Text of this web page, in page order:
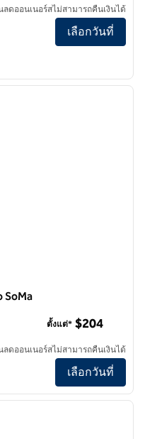
Tapestry Collection by Hilton
ลดออนเนอร์สไม่สามารถคืนเงินได้
เลือกวันที่
ภาพถั
SoMa
Hilton San Francisco SoMa
ตั้งแต่* $204
ลดออนเนอร์สไม่สามารถคืนเงินได้
เลือกวันที่
1/12
ภาพถั